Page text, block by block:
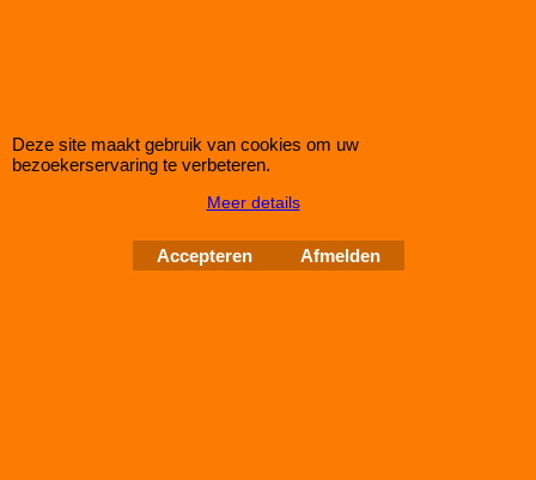
Improve Tuning 28 jaar jong
Deze site maakt gebruik van cookies om uw
bezoekerservaring te verbeteren.
Meer details
Accepteren Afmelden